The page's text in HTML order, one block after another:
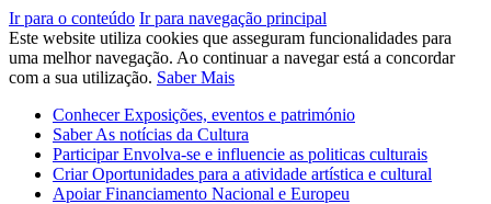
Ir para o conteúdo Ir para navegação principal
Este website utiliza cookies que asseguram funcionalidades para
uma melhor navegação. Ao continuar a navegar está a concordar
com a sua utilização. Saber Mais
ConhecerExposições, eventos e património
SaberAs notícias da Cultura
ParticiparEnvolva-se e influencie as politicas culturais
CriarOportunidades para a atividade artística e cultural
ApoiarFinanciamento Nacional e Europeu